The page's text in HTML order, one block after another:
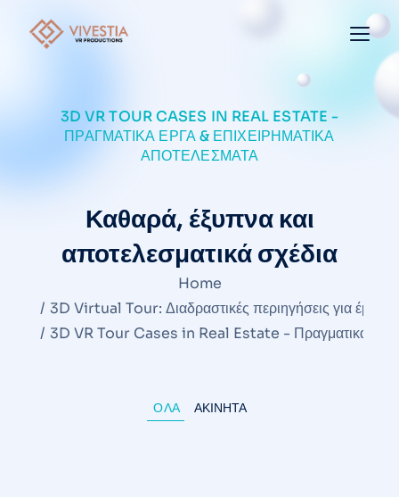
3D VR TOUR CASES IN REAL ESTATE -
ΠΡΑΓΜΑΤΙΚΆ ΈΡΓΑ & ΕΠΙΧΕΙΡΗΜΑΤΙΚΆ
ΑΠΟΤΕΛΈΣΜΑΤΑ
Καθαρά, έξυπνα και
αποτελεσματικά σχέδια
Home
3D Virtual Tour: Διαδραστικές περιηγήσεις για
3D VR Tour Cases in Real Estate - Πραγματικά έργα
ΟΛΑ ΑΚΊΝΗΤΑ